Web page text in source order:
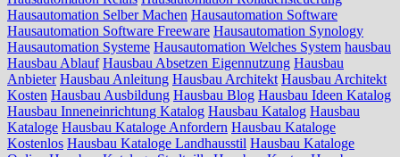
Hausautomation Selber Machen Hausautomation Software
Hausautomation Software Freeware Hausautomation Synology
Hausautomation Systeme Hausautomation Welches System hausbau
Hausbau Ablauf Hausbau Absetzen Eigennutzung Hausbau
Anbieter Hausbau Anleitung Hausbau Architekt Hausbau Architekt
Kosten Hausbau Ausbildung Hausbau Blog Hausbau Ideen Katalog
Hausbau Inneneinrichtung Katalog Hausbau Katalog Hausbau
Kataloge Hausbau Kataloge Anfordern Hausbau Kataloge
Kostenlos Hausbau Kataloge Landhausstil Hausbau Kataloge